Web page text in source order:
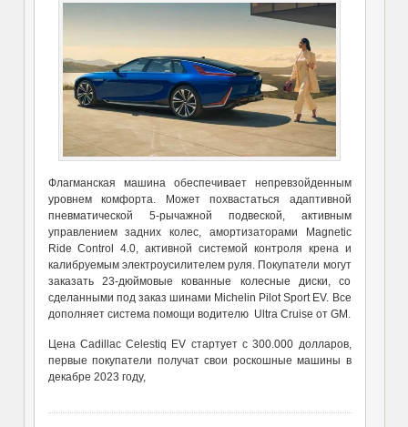
Флагманская машина обеспечивает непревзойденным
уровнем комфорта. Может похвастаться адаптивной
пневматической 5-рычажной подвеской, активным
управлением задних колес, амортизаторами Magnetic
Ride Control 4.0, активной системой контроля крена и
калибруемым электроусилителем руля. Покупатели могут
заказать 23-дюймовые кованные колесные диски, со
сделанными под заказ шинами Michelin Pilot Sport EV. Все
дополняет система помощи водителю Ultra Cruise от GM.
Цена Cadillac Celestiq EV стартует с 300.000 долларов,
первые покупатели получат свои роскошные машины в
декабре 2023 году,